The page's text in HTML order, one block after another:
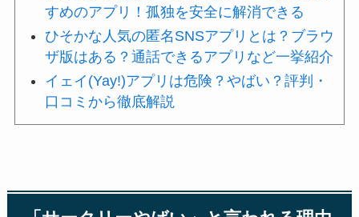
すめのアプリ！孤独を安全に解消できる
ひそかな人気の匿名SNSアプリとは？ブラウ
ザ版はある？通話できるアプリなど一挙紹介
イェイ(Yay!)アプリは危険？やばい？評判・
口コミから徹底解説